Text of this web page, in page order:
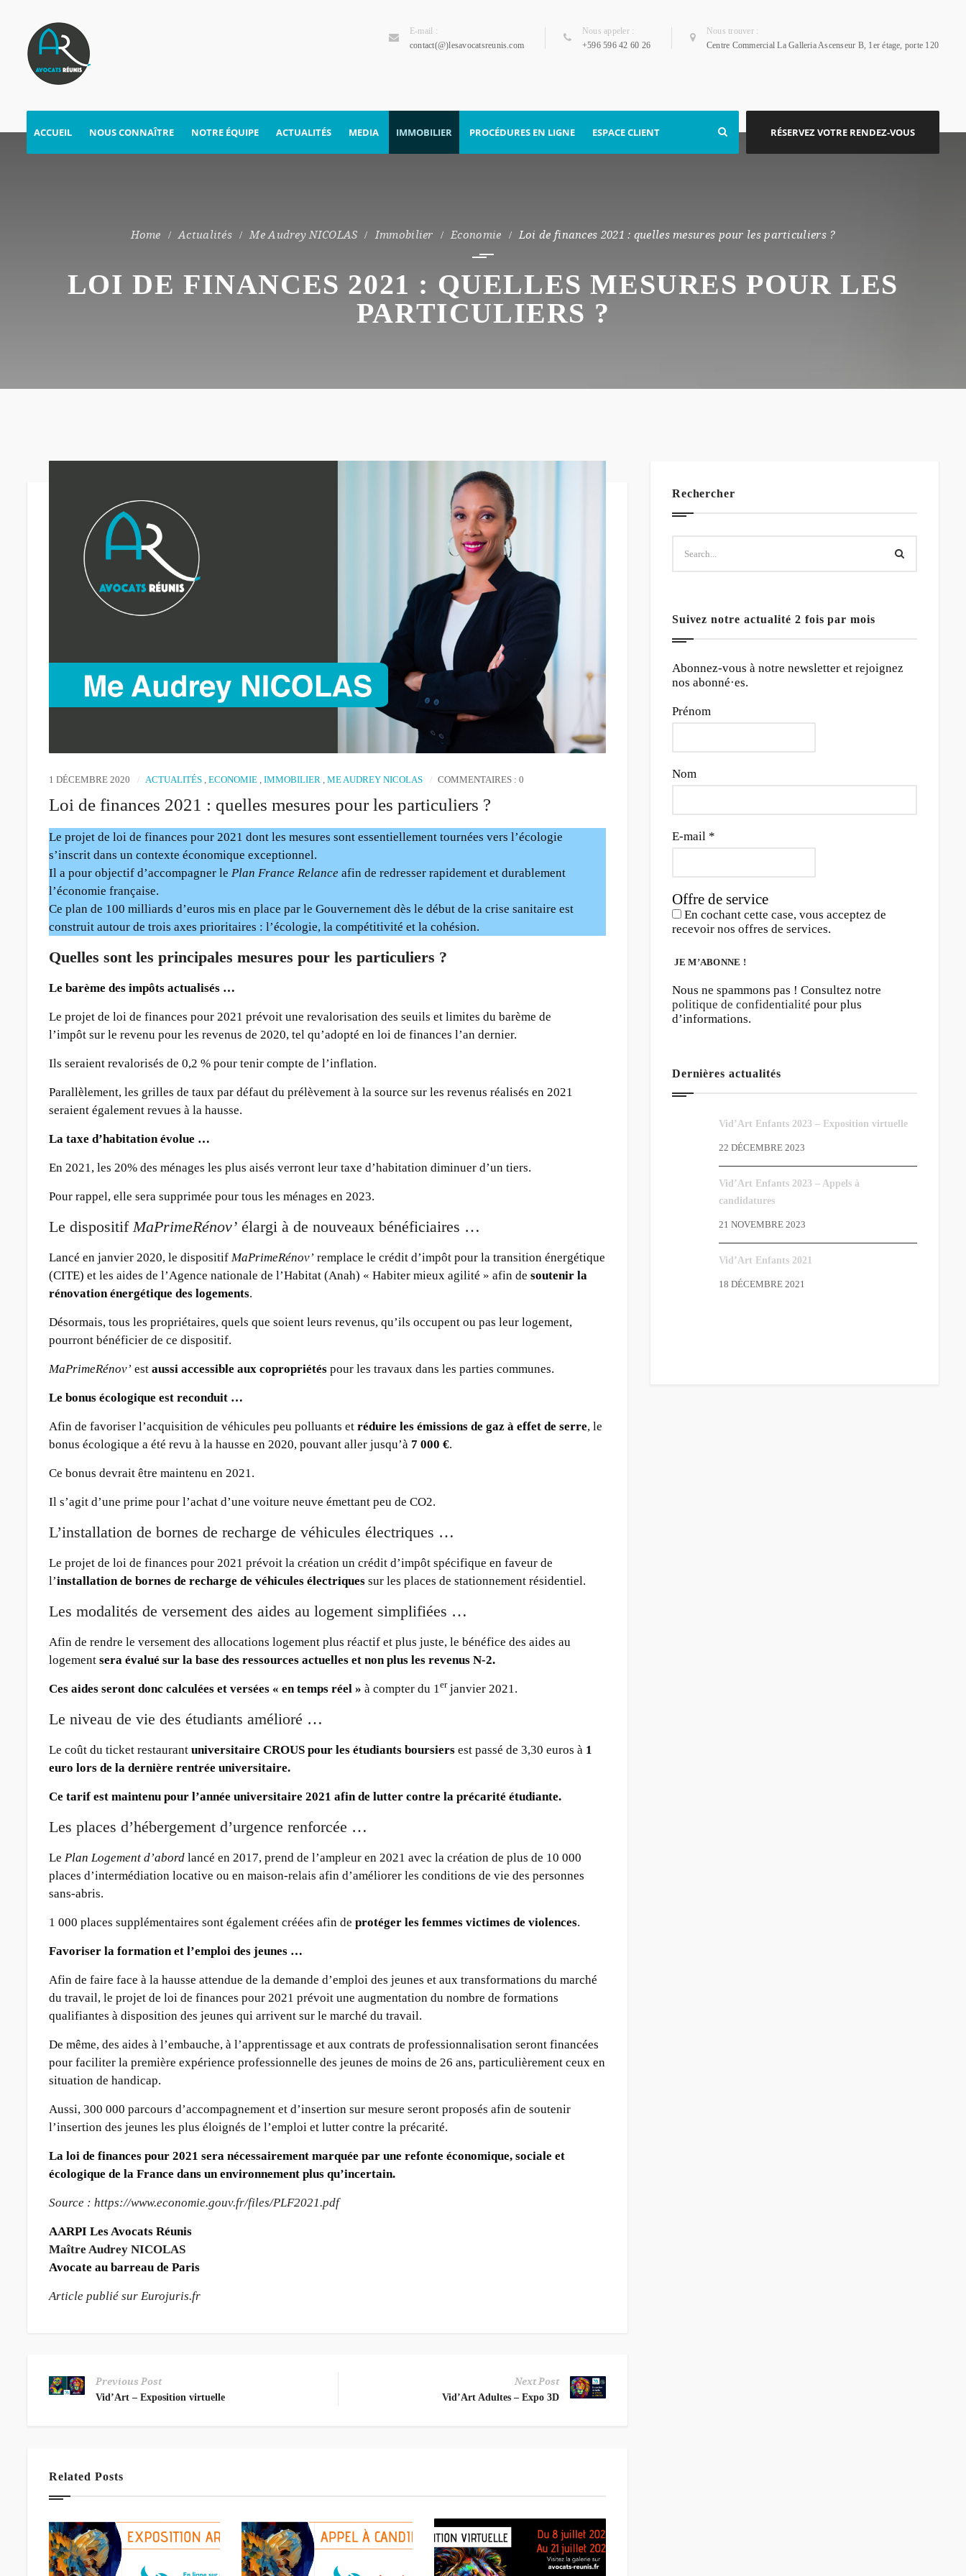
E-mail :
contact(@)lesavocatsreunis.com
Nous appeler :
+596 596 42 60 26
Nous trouver :
Centre Commercial La Galleria Ascenseur B, 1er étage, porte 120
RÉSERVEZ VOTRE RENDEZ-VOUS
ACCUEIL NOUS CONNAÎTRE NOTRE ÉQUIPE ACTUALITÉS MEDIA IMMOBILIER PROCÉDURES EN LIGNE ESPACE CLIENT
Actualités Me Audrey NICOLAS Immobilier Economie Loi de finances 2021 : quelles mesures pour les particuliers ?
LOI DE FINANCES 2021 : QUELLES MESURES POUR LES
PARTICULIERS ?
1 DÉCEMBRE 2020 ACTUALITÉS ECONOMIE IMMOBILIER ME AUDREY NICOLAS COMMENTAIRES : 0
Loi de finances 2021 : quelles mesures pour les particuliers ?
Le projet de loi de finances pour 2021 dont les mesures sont essentiellement tournées vers l’écologie
s’inscrit dans un contexte économique exceptionnel.
Il a pour objectif d’accompagner le Plan France Relance afin de redresser rapidement et durablement
l’économie française.
Ce plan de 100 milliards d’euros mis en place par le Gouvernement dès le début de la crise sanitaire est
construit autour de trois axes prioritaires : l’écologie, la compétitivité et la cohésion.
Quelles sont les principales mesures pour les particuliers ?
Le barème des impôts actualisés …
Le projet de loi de finances pour 2021 prévoit une revalorisation des seuils et limites du barème de
l’impôt sur le revenu pour les revenus de 2020, tel qu’adopté en loi de finances l’an dernier.
Ils seraient revalorisés de 0,2 % pour tenir compte de l’inflation.
Parallèlement, les grilles de taux par défaut du prélèvement à la source sur les revenus réalisés en 2021
seraient également revues à la hausse.
La taxe d’habitation évolue …
En 2021, les 20% des ménages les plus aisés verront leur taxe d’habitation diminuer d’un tiers.
Pour rappel, elle sera supprimée pour tous les ménages en 2023.
Le dispositif MaPrimeRénov’ élargi à de nouveaux bénéficiaires …
Lancé en janvier 2020, le dispositif MaPrimeRénov’ remplace le crédit d’impôt pour la transition énergétique
(CITE) et les aides de l’Agence nationale de l’Habitat (Anah) « Habiter mieux agilité » afin de soutenir la
rénovation énergétique des logements.
Désormais, tous les propriétaires, quels que soient leurs revenus, qu’ils occupent ou pas leur logement,
pourront bénéficier de ce dispositif.
MaPrimeRénov’ est aussi accessible aux copropriétés pour les travaux dans les parties communes.
Le bonus écologique est reconduit …
Afin de favoriser l’acquisition de véhicules peu polluants et réduire les émissions de gaz à effet de serre, le
bonus écologique a été revu à la hausse en 2020, pouvant aller jusqu’à 7 000 €.
Ce bonus devrait être maintenu en 2021.
Il s’agit d’une prime pour l’achat d’une voiture neuve émettant peu de CO2.
L’installation de bornes de recharge de véhicules électriques …
Le projet de loi de finances pour 2021 prévoit la création un crédit d’impôt spécifique en faveur de
l’installation de bornes de recharge de véhicules électriques sur les places de stationnement résidentiel.
Les modalités de versement des aides au logement simplifiées …
Afin de rendre le versement des allocations logement plus réactif et plus juste, le bénéfice des aides au
logement sera évalué sur la base des ressources actuelles et non plus les revenus N-2.
Ces aides seront donc calculées et versées « en temps réel » à compter du 1 erjanvier 2021.
Le niveau de vie des étudiants amélioré …
Le coût du ticket restaurant universitaire CROUS pour les étudiants boursiers est passé de 3,30 euros à 1
euro lors de la dernière rentrée universitaire.
Ce tarif est maintenu pour l’année universitaire 2021 afin de lutter contre la précarité étudiante.
Les places d’hébergement d’urgence renforcée …
Le Plan Logement d’abord lancé en 2017, prend de l’ampleur en 2021 avec la création de plus de 10 000
places d’intermédiation locative ou en maison-relais afin d’améliorer les conditions de vie des personnes
sans-abris.
1 000 places supplémentaires sont également créées afin de protéger les femmes victimes de violences.
Favoriser la formation et l’emploi des jeunes …
Afin de faire face à la hausse attendue de la demande d’emploi des jeunes et aux transformations du marché
du travail, le projet de loi de finances pour 2021 prévoit une augmentation du nombre de formations
qualifiantes à disposition des jeunes qui arrivent sur le marché du travail.
De même, des aides à l’embauche, à l’apprentissage et aux contrats de professionnalisation seront financées
pour faciliter la première expérience professionnelle des jeunes de moins de 26 ans, particulièrement ceux en
situation de handicap.
Aussi, 300 000 parcours d’accompagnement et d’insertion sur mesure seront proposés afin de soutenir
l’insertion des jeunes les plus éloignés de l’emploi et lutter contre la précarité.
La loi de finances pour 2021 sera nécessairement marquée par une refonte économique, sociale et
écologique de la France dans un environnement plus qu’incertain.
Source : https://www.economie.gouv.fr/files/PLF2021.pdf
AARPI Les Avocats Réunis
Maître Audrey NICOLAS
Avocate au barreau de Paris
Article publié sur Eurojuris.fr
Previous Post
Vid’Art – Exposition virtuelle
Next Post
Vid’Art Adultes – Expo 3D
Related Posts
Rechercher
Suivez notre actualité 2 fois par mois
Abonnez-vous à notre newsletter et rejoignez
nos abonné·es.
Prénom
Nom
E-mail *
Offre de service
En cochant cette case, vous acceptez de
recevoir nos offres de services.
Nous ne spammons pas ! Consultez notre
politique de confidentialité pour plus
d’informations.
Dernières actualités
Vid’Art Enfants 2023 – Exposition virtuelle
22 DÉCEMBRE 2023
Vid’Art Enfants 2023 – Appels à
candidatures
21 NOVEMBRE 2023
Vid’Art Enfants 2021
18 DÉCEMBRE 2021